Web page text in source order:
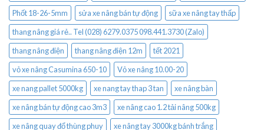
Phốt 18-26-5mm
sửa xe nâng bán tự động
sữa xe nâng tay thấp
thang nâng giá rẻ.. Tel (028) 6279.0375 098.441.3730 (Zalo)
thang nâng điện
thang nâng điện 12m
tết 2021
vỏ xe nâng Casumina 650-10
Vỏ xe nâng 10.00-20
xe nang pallet 5000kg
xe nang tay thap 3 tan
xe nâng bàn
xe nâng bán tự động cao 3m3
xe nâng cao 1.2 tải nâng 500kg
xe nâng quay đổ thùng phuy
xe nâng tay 3000kg bánh trắng